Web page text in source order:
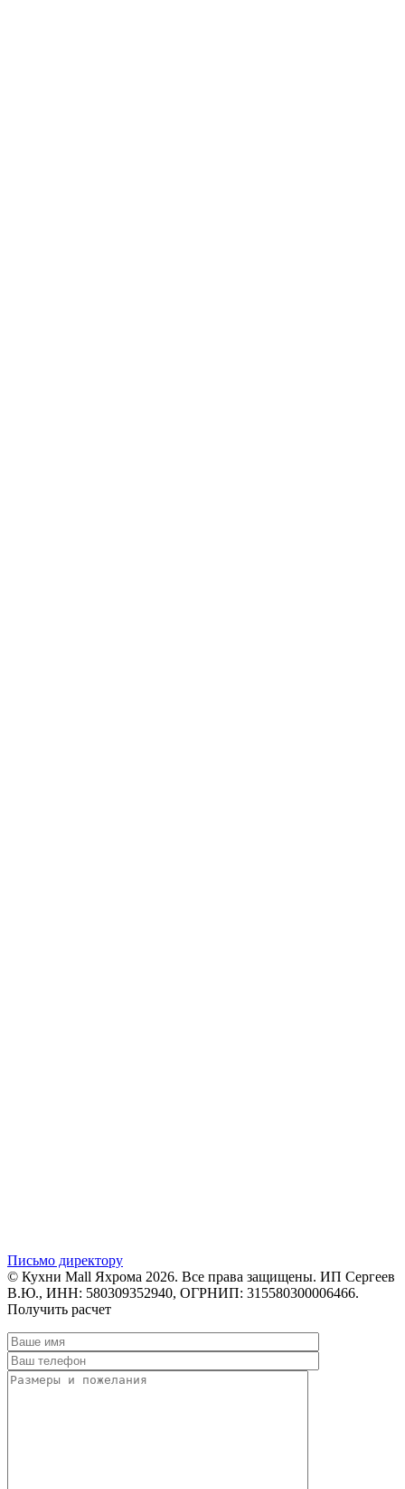
Письмо директору
© Кухни Mall Яхрома 2026. Все права защищены. ИП Сергеев
В.Ю., ИНН: 580309352940, ОГРНИП: 315580300006466.
Получить расчет